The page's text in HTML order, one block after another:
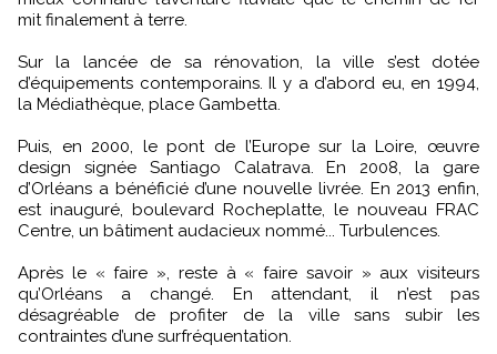
mit finalement à terre.
Sur la lancée de sa rénovation, la ville s’est dotée
d’équipements contemporains. Il y a d’abord eu, en 1994,
la Médiathèque, place Gambetta.
Puis, en 2000, le pont de l’Europe sur la Loire, œuvre
design signée Santiago Calatrava. En 2008, la gare
d’Orléans a bénéficié d’une nouvelle livrée. En 2013 enfin,
est inauguré, boulevard Rocheplatte, le nouveau FRAC
Centre, un bâtiment audacieux nommé... Turbulences.
Après le « faire », reste à « faire savoir » aux visiteurs
qu’Orléans a changé. En attendant, il n’est pas
désagréable de profiter de la ville sans subir les
contraintes d’une surfréquentation.